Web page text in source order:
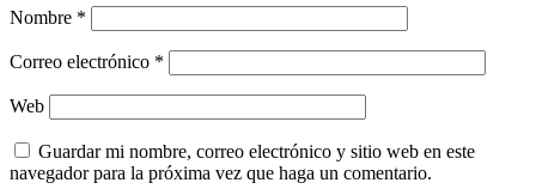
Nombre *
Correo electrónico *
Web
Guardar mi nombre, correo electrónico y sitio web en este
navegador para la próxima vez que haga un comentario.